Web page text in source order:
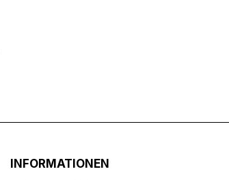
INFORMATIONEN